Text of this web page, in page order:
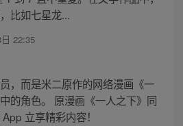
比如七星龙...
22:35
，而是米二原作的网络漫画《一
的角色。 原漫画《一人之下》同
立享精彩内容！